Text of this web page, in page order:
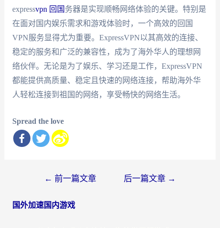
expressvpn 回国 务器是实现顺畅网络体验的关键。特别是
在面对国内娱乐需求和游戏体验时，一个高效的回国
VPN服务显得尤为重要。ExpressVPN以其高效的连接、
稳定的服务和广泛的兼容性，成为了海外华人的理想网
络伙伴。无论是为了娱乐、学习还是工作，ExpressVPN
都能提供高质量、稳定且快速的网络连接，帮助海外华
人轻松连接到祖国的网络，享受畅快的网络生活。
Spread the love
导
← 前一篇文章 后一篇文章 →
国外加速国内游戏